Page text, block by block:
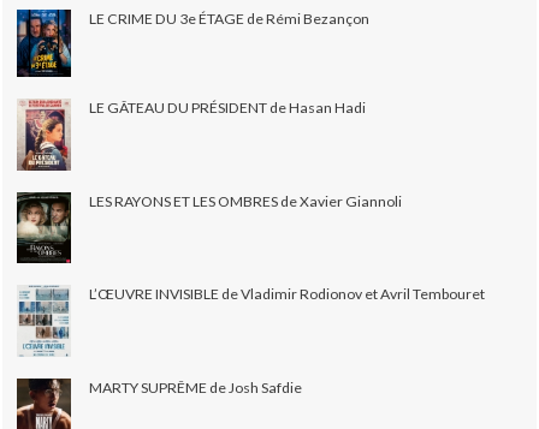
LE CRIME DU 3e ÉTAGE de Rémi Bezançon
LE GÂTEAU DU PRÉSIDENT de Hasan Hadi
LES RAYONS ET LES OMBRES de Xavier Giannoli
L’ŒUVRE INVISIBLE de Vladimir Rodionov et Avril Tembouret
MARTY SUPRÊME de Josh Safdie